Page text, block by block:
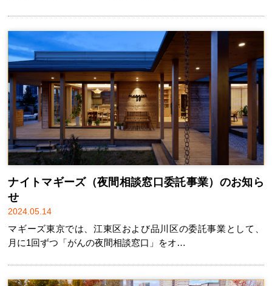
ナイトマギーズ（夜間相談窓口委託事業）のお知ら
せ
2024.05.14
マギーズ東京では、江東区および品川区の委託事業として、
月に1回ずつ「がんの夜間相談窓口」をオ…